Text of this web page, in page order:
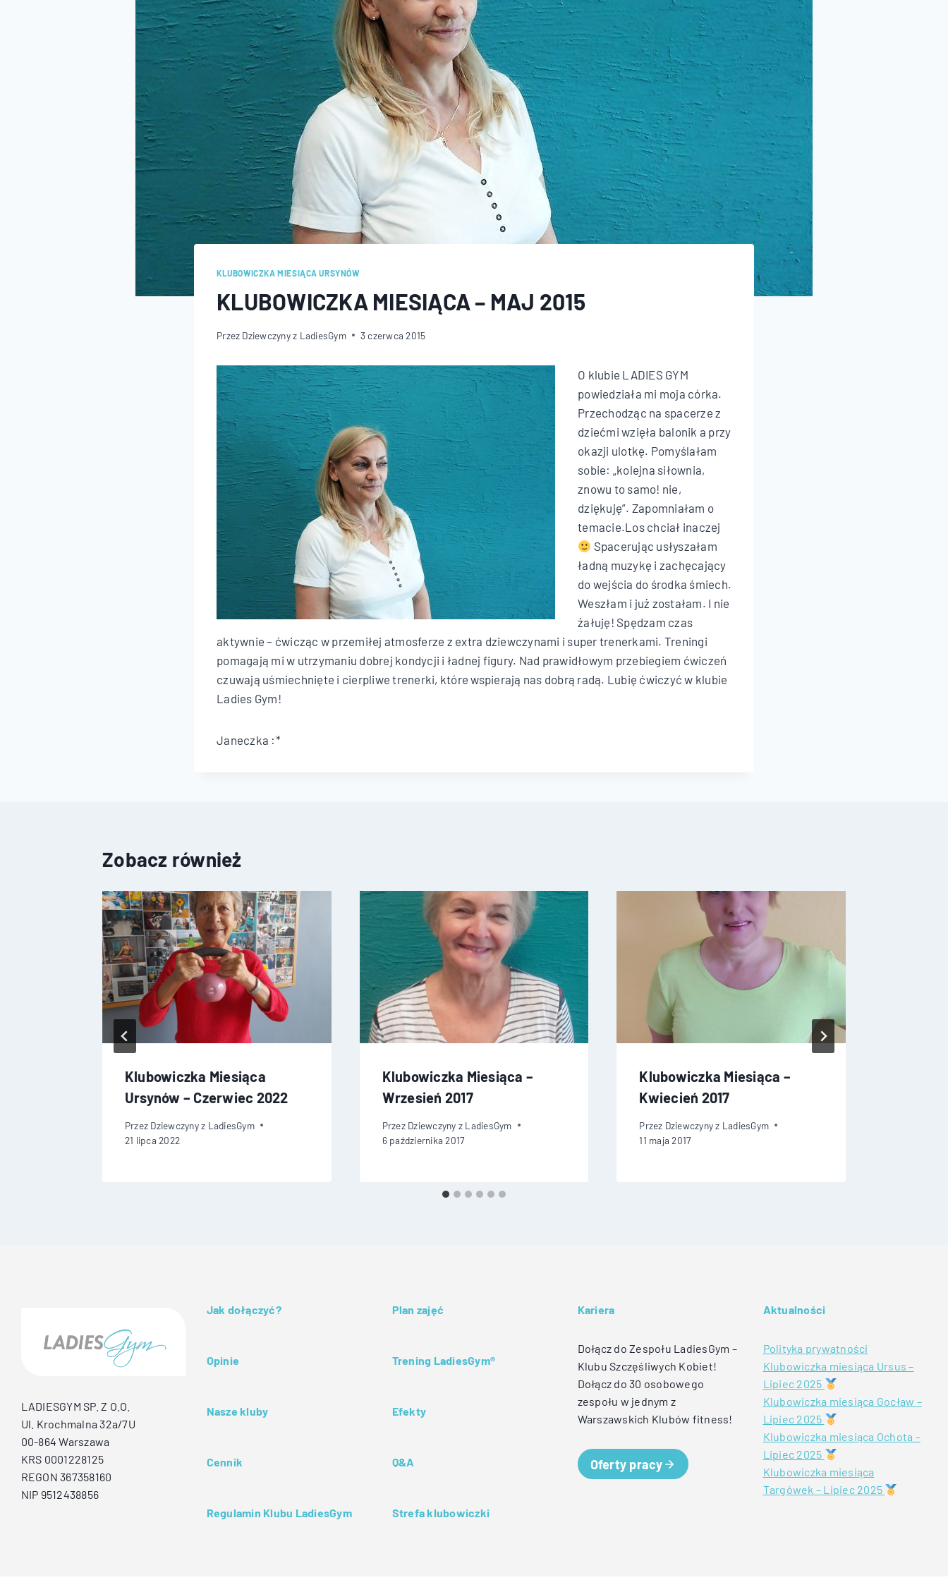
KLUBOWICZKA MIESIĄCA URSYNÓW
KLUBOWICZKA MIESIĄCA – MAJ 2015
Przez Dziewczyny z LadiesGym 3 czerwca 2015
O klubie LADIES GYM
powiedziała mi moja córka.
Przechodząc na spacerze z
dziećmi wzięła balonik a przy
okazji ulotkę. Pomyślałam
sobie: „kolejna siłownia,
znowu to samo! nie,
dziękuję”. Zapomniałam o
temacie.Los chciał inaczej
Spacerując usłyszałam
ładną muzykę i zachęcający
do wejścia do środka śmiech.
Weszłam i już zostałam. I nie
żałuję! Spędzam czas
aktywnie – ćwicząc w przemiłej atmosferze z extra dziewczynami i super trenerkami. Treningi
pomagają mi w utrzymaniu dobrej kondycji i ładnej figury. Nad prawidłowym przebiegiem ćwiczeń
czuwają uśmiechnięte i cierpliwe trenerki, które wspierają nas dobrą radą. Lubię ćwiczyć w klubie
Ladies Gym!
Janeczka :*
Zobacz również
Klubowiczka Miesiąca
Ursynów – Czerwiec 2022
Przez Dziewczyny z LadiesGym
21 lipca 2022
Klubowiczka Miesiąca –
Wrzesień 2017
Przez Dziewczyny z LadiesGym
6 października 2017
Klubowiczka Miesiąca –
Kwiecień 2017
Przez Dziewczyny z LadiesGym
11 maja 2017
LADIESGYM SP. Z O.O.
Ul. Krochmalna 32a/7U
00-864 Warszawa
KRS 0001228125
REGON 367358160
NIP 9512438856
Jak dołączyć?
Opinie
Nasze kluby
Cennik
Regulamin Klubu LadiesGym
Plan zajęć
Trening LadiesGym®
Efekty
Q&A
Strefa klubowiczki
Kariera
Dołącz do Zespołu LadiesGym –
Klubu Szczęśliwych Kobiet!
Dołącz do 30 osobowego
zespołu w jednym z
Warszawskich Klubów fitness!
Oferty pracy
Aktualności
Polityka prywatności
Klubowiczka miesiąca Ursus –
Lipiec 2025
Klubowiczka miesiąca Gocław –
Lipiec 2025
Klubowiczka miesiąca Ochota –
Lipiec 2025
Klubowiczka miesiąca
Targówek – Lipiec 2025